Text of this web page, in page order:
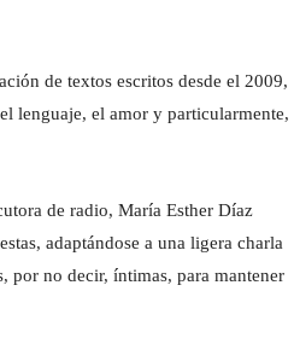
de textos escritos desde el 2009,
lenguaje, el amor y particularmente,
de radio, María Esther Díaz
adaptándose a una ligera charla
por no decir, íntimas, para mantener